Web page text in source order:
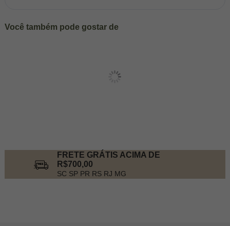
Você também pode gostar de
FRETE GRÁTIS ACIMA DE
R$700,00
SC SP PR RS RJ MG